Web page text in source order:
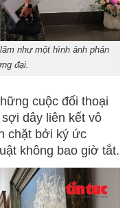
như một hình ảnh phản
đại.
cuộc đối thoại
dây liên kết vô
chặt bởi ký ức
không bao giờ tắt.